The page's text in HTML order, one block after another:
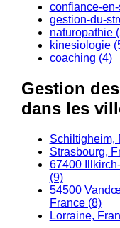
confiance-
gestion-du-
naturopathie
kinesiologie
coaching (4)
Gestion
dans les
Schiltigheim,
Strasbourg,
67400
(9)
54500
France (8)
Lorraine,